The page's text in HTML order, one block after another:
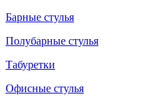
Барные стулья
Полубарные стулья
Табуретки
Офисные стулья